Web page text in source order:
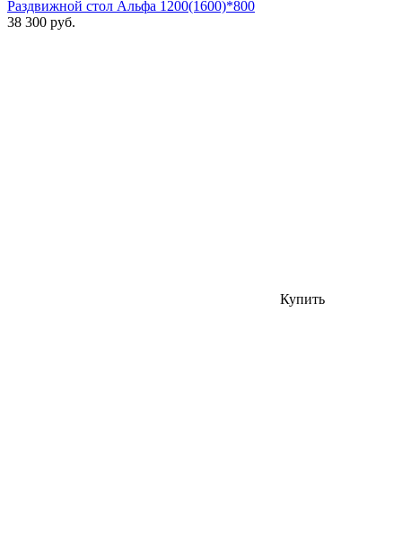
Раздвижной стол Альфа 1200(1600)*800
38 300 руб.
Купить